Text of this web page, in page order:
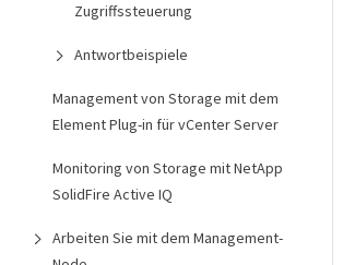
Zugriffssteuerung
Antwortbeispiele
Management von Storage mit dem
Element Plug-in für vCenter Server
Monitoring von Storage mit NetApp
SolidFire Active IQ
Arbeiten Sie mit dem Management-